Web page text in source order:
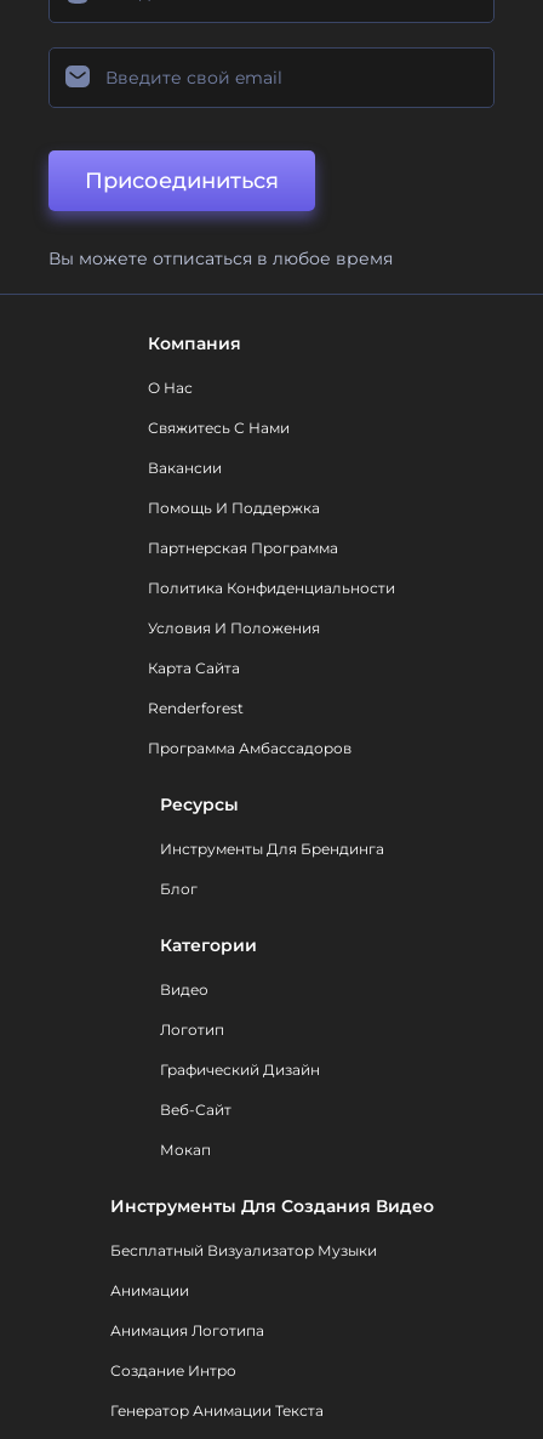
Присоединиться
Вы можете отписаться в любое время
Компания
О Нас
Свяжитесь С Нами
Вакансии
Помощь И Поддержка
Партнерская Программа
Политика Конфиденциальности
Условия И Положения
Карта Сайта
Renderforest
Программа Амбассадоров
Ресурсы
Инструменты Для Брендинга
Блог
Категории
Видео
Логотип
Графический Дизайн
Веб-Сайт
Мокап
Инструменты Для Создания Видео
Бесплатный Визуализатор Музыки
Анимации
Анимация Логотипа
Создание Интро
Генератор Анимации Текста